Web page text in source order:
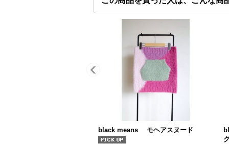
black means モヘアスヌード